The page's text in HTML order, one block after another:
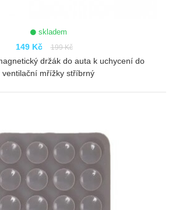
skladem
149 Kč 199 Kč
držák do auta k uchycení do
ventilační mřížky stříbrný